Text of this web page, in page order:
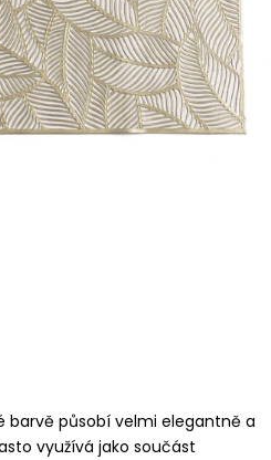
barvě působí velmi elegantně a
využívá jako součást